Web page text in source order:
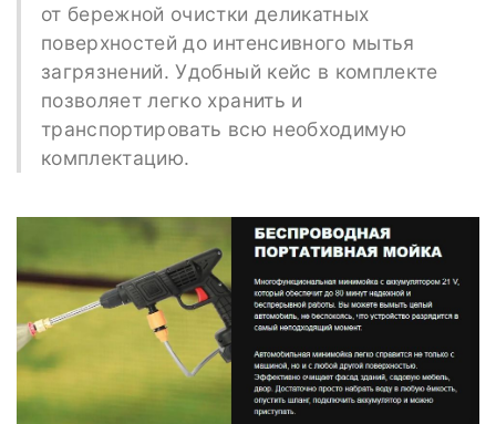
от бережной очистки деликатных
поверхностей до интенсивного мытья
загрязнений. Удобный кейс в комплекте
позволяет легко хранить и
транспортировать всю необходимую
комплектацию.